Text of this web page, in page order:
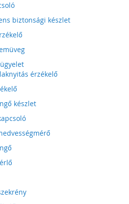
biztonsági készlet
érzékelő
készlet